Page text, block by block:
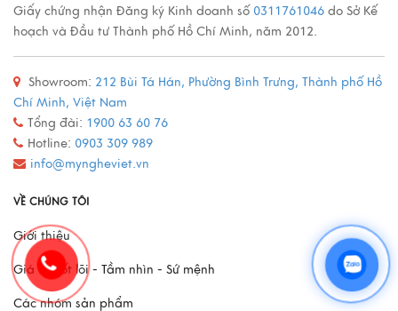
Xem thêm
Quy trình sản xuất đồ đồng
Xem thêm
Mô Hình Thuyền France II - Món Quà Chinh Phục Mọi
Xem thêm
Giấy chứng nhận Đăng ký Kinh doanh số 0311761046 do Sở Kế
hoạch và Đầu tư Thành phố Hồ Chí Minh, năm 2012.
Showroom: 212 Bùi Tá Hán, Phường Bình Trưng, Thành phố Hồ
Chí Minh, Việt Nam
Tổng đài: 1900 63 60 76
Hotline: 0903 309 989
info@myngheviet.vn
VỀ CHÚNG TÔI
Giới thiệu
Giá trị cốt lõi - Tầm nhìn - Sứ mệnh
Các nhóm sản phẩm